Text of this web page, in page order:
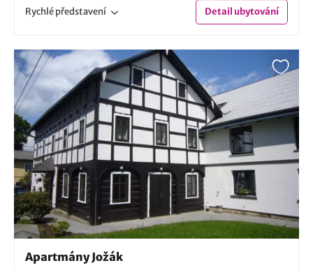
Rychlépředstavení Detailubytování
Apartmány Jožák